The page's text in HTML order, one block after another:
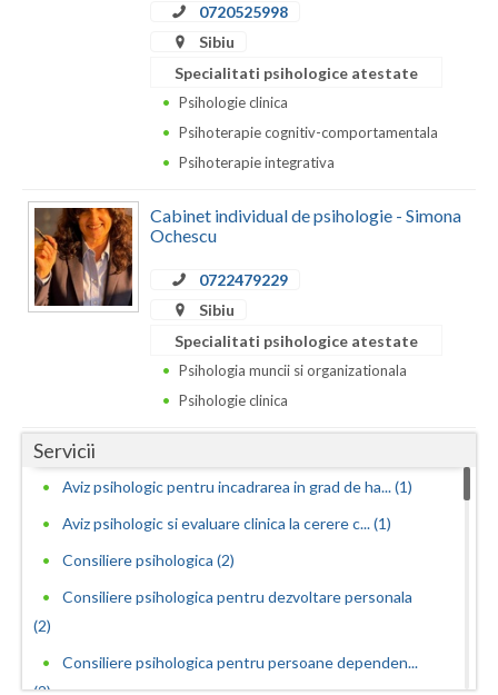
Dolj
Galati
Giurgiu
Ialomita
Ilfov
Maramures
Mures
0720525998
Sibiu
Specialitati psihologice atestate
Psihologie clinica
Psihoterapie cognitiv-comportamentala
Psihoterapie integrativa
Cabinet individual de psihologie - Simona
Ochescu
0722479229
Sibiu
Specialitati psihologice atestate
Psihologia muncii si organizationala
Psihologie clinica
Servicii
Aviz psihologic pentru incadrarea in grad de ha... (1)
Aviz psihologic si evaluare clinica la cerere c... (1)
Consiliere psihologica (2)
Consiliere psihologica pentru dezvoltare personala
(2)
Consiliere psihologica pentru persoane dependen...
(2)